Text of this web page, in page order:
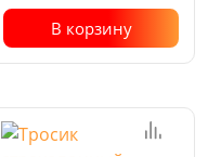
В корзину